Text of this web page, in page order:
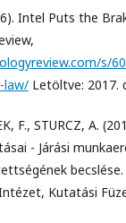
Intel Puts the
s/
law/ Letöltve: 2017.
F., STURCZ, A.
- Járási
becslése.
Kutatási